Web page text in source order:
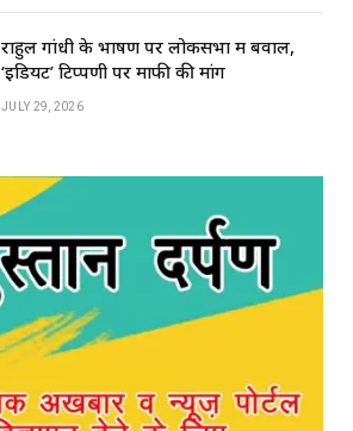
राहुल गांधी के भाषण पर लोकसभा में बवाल,
‘इडियट’ टिप्पणी पर माफी की मांग
JULY 29, 2026